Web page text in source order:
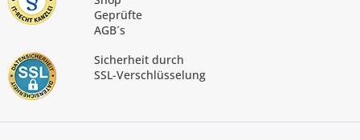
Geprüfte
AGB´s
Sicherheit durch
SSL-Verschlüsselung